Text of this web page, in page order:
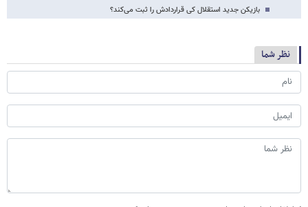
بازیکن جدید استقلال کی قراردادش را ثبت می‌کند؟
نظر شما